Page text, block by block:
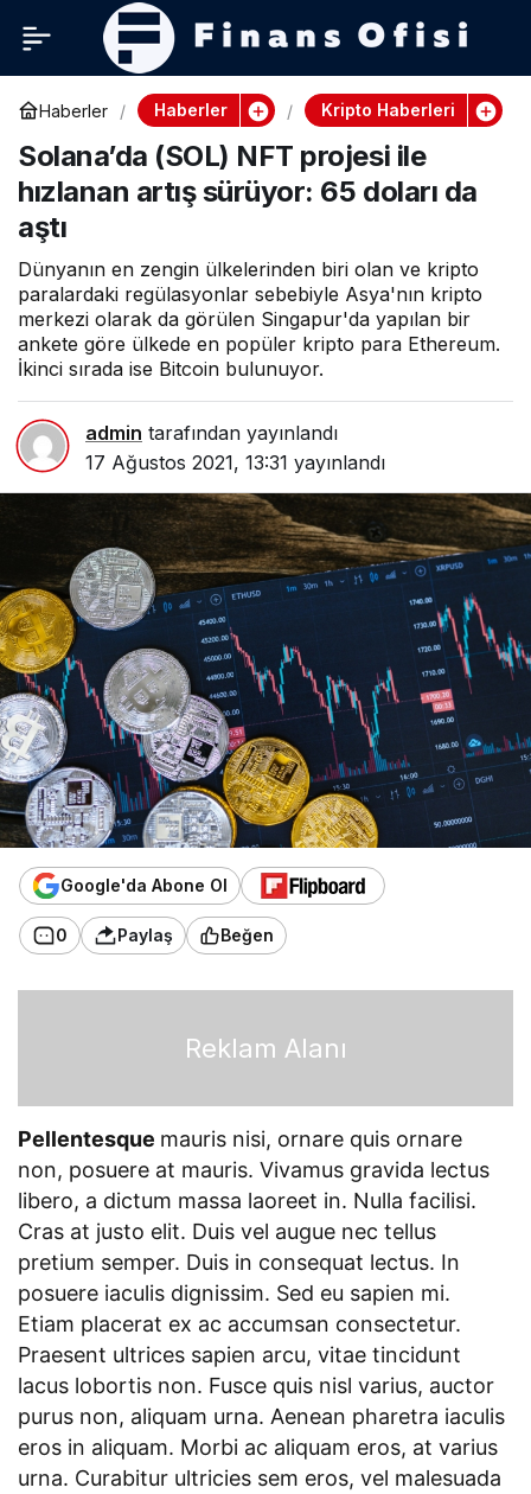
Haberler Haberler Kripto Haberleri
Solana’da (SOL) NFT projesi ile
hızlanan artış sürüyor: 65 doları da
aştı
Dünyanın en zengin ülkelerinden biri olan ve kripto
paralardaki regülasyonlar sebebiyle Asya'nın kripto
merkezi olarak da görülen Singapur'da yapılan bir
ankete göre ülkede en popüler kripto para Ethereum.
İkinci sırada ise Bitcoin bulunuyor.
admin tarafından yayınlandı
17 Ağustos 2021, 13:31 yayınlandı
Google'da Abone Ol
0 Paylaş Beğen
Reklam Alanı
Pellentesque mauris nisi, ornare quis ornare
non, posuere at mauris. Vivamus gravida lectus
libero, a dictum massa laoreet in. Nulla facilisi.
Cras at justo elit. Duis vel augue nec tellus
pretium semper. Duis in consequat lectus. In
posuere iaculis dignissim. Sed eu sapien mi.
Etiam placerat ex ac accumsan consectetur.
Praesent ultrices sapien arcu, vitae tincidunt
lacus lobortis non. Fusce quis nisl varius, auctor
purus non, aliquam urna. Aenean pharetra iaculis
eros in aliquam. Morbi ac aliquam eros, at varius
urna. Curabitur ultricies sem eros, vel malesuada